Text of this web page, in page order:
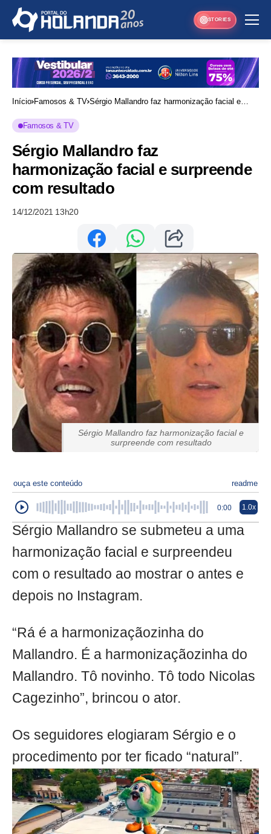
STORIES
Início Famosos & TV Sérgio Mallandro faz harmonização facial e
Famosos & TV
Sérgio Mallandro faz
harmonização facial e surpreende
com resultado
14/12/2021 13h20
Sérgio Mallandro faz harmonização facial e
surpreende com resultado
ouça este conteúdo readme
0:00 1.0x
Sérgio Mallandro se submeteu a uma
harmonização facial e surpreendeu
com o resultado ao mostrar o antes e
depois no Instagram.
“Rá é a harmonizaçãozinha do
Mallandro. É a harmonizaçãozinha do
Mallandro. Tô novinho. Tô todo Nicolas
Cagezinho”, brincou o ator.
Os seguidores elogiaram Sérgio e o
procedimento por ter ficado “natural”.